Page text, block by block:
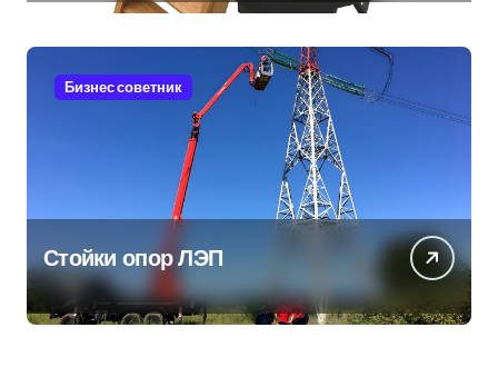
Бизнес советник
Стойки опор ЛЭП